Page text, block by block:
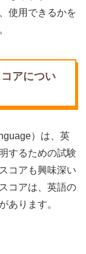
使用できるかを
アについ
）は、英
するための試験
コアも興味深い
コアは、英語の
あります。